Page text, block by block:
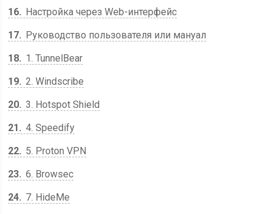
16
Настройка через Web-интерфейс
17
Руководство пользователя или мануал
18
1. TunnelBear
19 2. Windscribe
20 3. Hotspot Shield
21
4. Speedify
22
5. Proton VPN
23 6. Browsec
24
7. HideMe